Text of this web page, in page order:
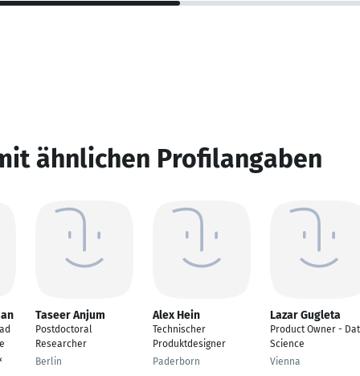
ähnlichen Profilangaben
Taseer Anjum
Postdoctoral
Researcher
Berlin
Alex Hein
Technischer
Produktdesigner
Paderborn
Lazar Gugleta
Product Owner -
Science
Vienna